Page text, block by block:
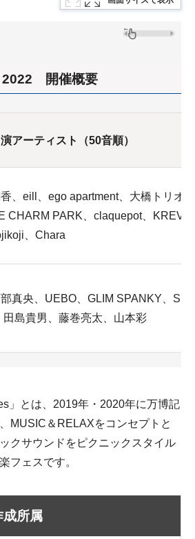
開催概要
アーティスト（50音順）
、eill、ego apartment、大橋トリオ
CHARM PARK、claquepot、KREVA
、Chara
部真央、UEBO、GLIM SPANKY、
田島貴男、藤巻亮太、山本彩
」とは、2019年・2020年に万博記
MUSIC＆RELAXをコンセプトと
クサウンドをピクニックスタイル
フェスです。
成所属